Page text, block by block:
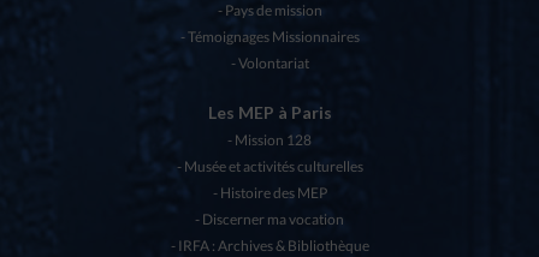
Pays de mission
Témoignages Missionnaires
Volontariat
Les MEP à Paris
Mission 128
Musée et activités culturelles
Histoire des MEP
Discerner ma vocation
IRFA : Archives & Bibliothèque